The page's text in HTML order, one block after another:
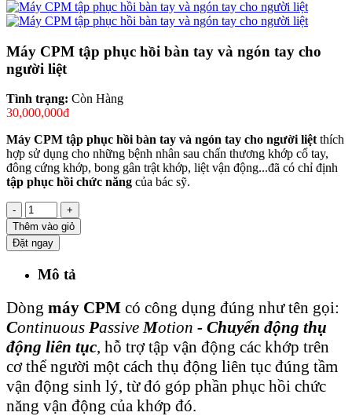
Máy CPM tập phục hồi bàn tay và ngón tay cho
người liệt
Tình trạng: Còn Hàng
30,000,000đ
Máy CPM tập phục hồi bàn tay và ngón tay cho người liệtthích
hợp sử dụng cho những bệnh nhân sau chấn thương khớp cổ tay,
đông cứng khớp, bong gân trật khớp, liệt vận động...đã có chỉ định
tập phục hồi chức năng của bác sỹ.
-
+
Thêm vào giỏ
Đặt ngay
Mô tả
Dòng máy CPM có công dụng đúng như tên gọi:
Continuous PassiveMotion - Chuyển động thụ
động liên tục, hỗ trợ tập vận động các khớp trên
cơ thể người một cách thụ động liên tục đúng tầm
vận động sinh lý, từ đó góp phần phục hồi chức
năng vận động của khớp đó.